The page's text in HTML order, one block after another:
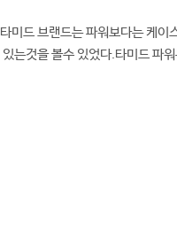
타미드 브랜드는 파워보다는 케이
있는것을 볼수 있었다.타미드 파